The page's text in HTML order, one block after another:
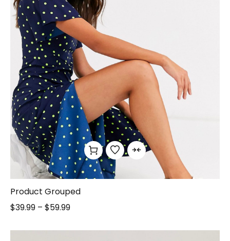
Product Grouped
$39.99 – $59.99